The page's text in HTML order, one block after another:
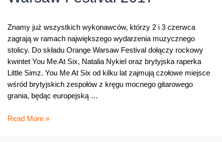
Znamy już wszystkich wykonawców, którzy 2 i 3 czerwca
zagrają w ramach największego wydarzenia muzycznego
stolicy. Do składu Orange Warsaw Festival dołączy rockowy
kwintet You Me At Six, Natalia Nykiel oraz brytyjska raperka
Little Simz. You Me At Six od kilku lat zajmują czołowe miejsce
wśród brytyjskich zespołów z kręgu mocnego gitarowego
grania, będąc europejską …
Zamykamy
Read More »